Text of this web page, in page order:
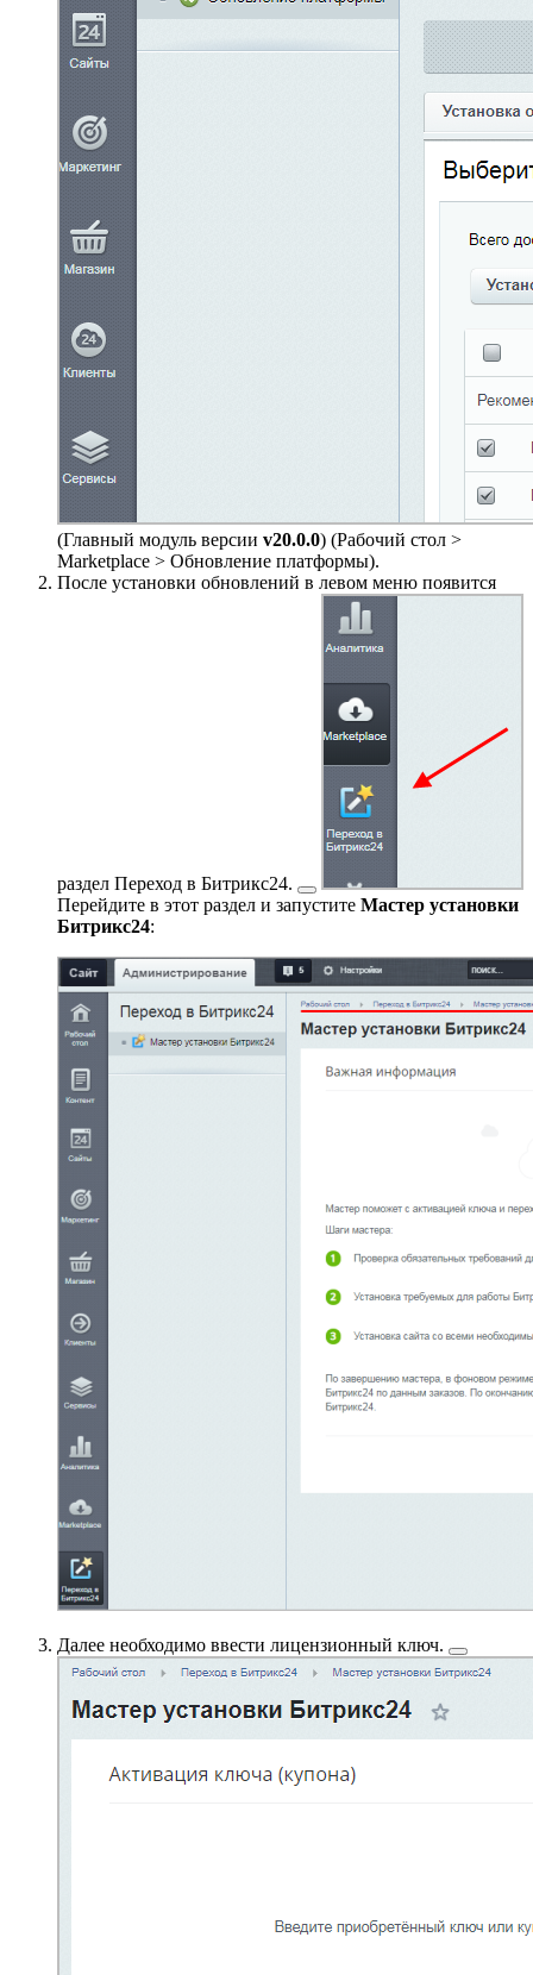
(Главный модуль версии v20.0.0) (Рабочий стол >
Marketplace > Обновление платформы).
После установки обновлений в левом меню появится
раздел Переход в Битрикс24.
Перейдите в этот раздел и запустите Мастер установки
Битрикс24:
Далее необходимо ввести лицензионный ключ.